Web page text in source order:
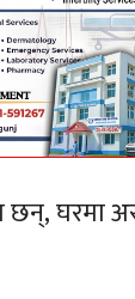
छन्, घरमा